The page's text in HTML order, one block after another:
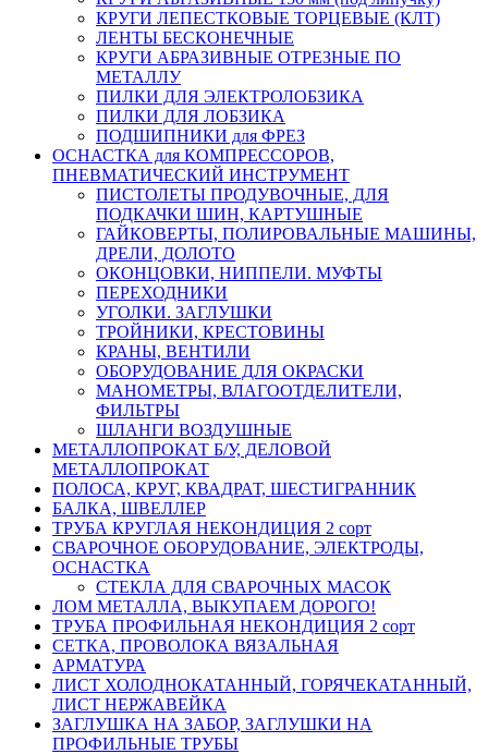
КРУГИ ЛЕПЕСТКОВЫЕ ТОРЦЕВЫЕ (КЛТ)
ЛЕНТЫ БЕСКОНЕЧНЫЕ
КРУГИ АБРАЗИВНЫЕ ОТРЕЗНЫЕ ПО
МЕТАЛЛУ
ПИЛКИ ДЛЯ ЭЛЕКТРОЛОБЗИКА
ПИЛКИ ДЛЯ ЛОБЗИКА
ПОДШИПНИКИ для ФРЕЗ
ОСНАСТКА для КОМПРЕССОРОВ,
ПНЕВМАТИЧЕСКИЙ ИНСТРУМЕНТ
ПИСТОЛЕТЫ ПРОДУВОЧНЫЕ, ДЛЯ
ПОДКАЧКИ ШИН, КАРТУШНЫЕ
ГАЙКОВЕРТЫ, ПОЛИРОВАЛЬНЫЕ МАШИНЫ,
ДРЕЛИ, ДОЛОТО
ОКОНЦОВКИ, НИППЕЛИ. МУФТЫ
ПЕРЕХОДНИКИ
УГОЛКИ. ЗАГЛУШКИ
ТРОЙНИКИ, КРЕСТОВИНЫ
КРАНЫ, ВЕНТИЛИ
ОБОРУДОВАНИЕ ДЛЯ ОКРАСКИ
МАНОМЕТРЫ, ВЛАГООТДЕЛИТЕЛИ,
ФИЛЬТРЫ
ШЛАНГИ ВОЗДУШНЫЕ
МЕТАЛЛОПРОКАТ Б/У, ДЕЛОВОЙ
МЕТАЛЛОПРОКАТ
ПОЛОСА, КРУГ, КВАДРАТ, ШЕСТИГРАННИК
БАЛКА, ШВЕЛЛЕР
ТРУБА КРУГЛАЯ НЕКОНДИЦИЯ 2 сорт
СВАРОЧНОЕ ОБОРУДОВАНИЕ, ЭЛЕКТРОДЫ,
ОСНАСТКА
СТЕКЛА ДЛЯ СВАРОЧНЫХ МАСОК
ЛОМ МЕТАЛЛА, ВЫКУПАЕМ ДОРОГО!
ТРУБА ПРОФИЛЬНАЯ НЕКОНДИЦИЯ 2 сорт
СЕТКА, ПРОВОЛОКА ВЯЗАЛЬНАЯ
АРМАТУРА
ЛИСТ ХОЛОДНОКАТАННЫЙ, ГОРЯЧЕКАТАННЫЙ,
ЛИСТ НЕРЖАВЕЙКА
ЗАГЛУШКА НА ЗАБОР, ЗАГЛУШКИ НА
ПРОФИЛЬНЫЕ ТРУБЫ